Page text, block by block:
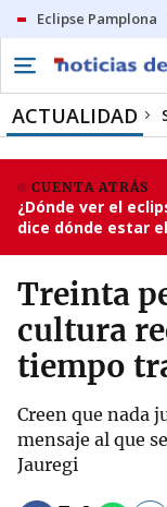
Eclipse Pamplona
ACTUALIDAD
CUENTA ATRÁS
¿Dónde ver el
dice dónde estar
Treinta
cultura
tiempo
Creen que nada
mensaje al que
Jauregi